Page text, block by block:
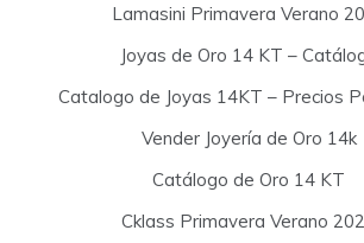
Lamasini Primavera Verano
Joyas de Oro 14 KT –
Catalogo de Joyas 14KT – Precios
Vender Joyería de Oro 14k
Catálogo de Oro 14 KT
Cklass Primavera Verano